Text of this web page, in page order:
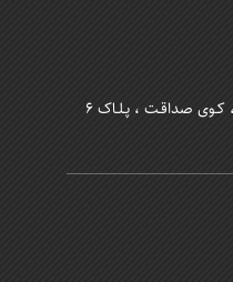
کـوی صداقـت ، پـلـاک 6